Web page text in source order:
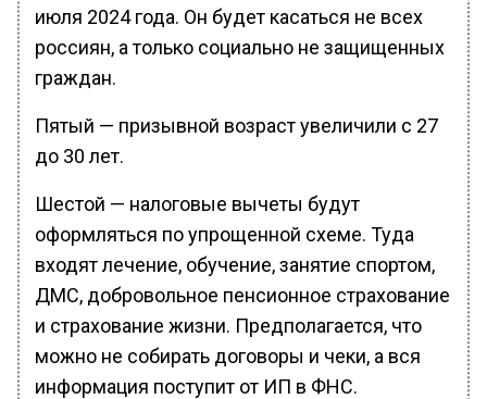
июля 2024 года. Он будет касаться не всех
россиян, а только социально не защищенных
граждан.
Пятый — призывной возраст увеличили с 27
до 30 лет.
Шестой — налоговые вычеты будут
оформляться по упрощенной схеме. Туда
входят лечение, обучение, занятие спортом,
ДМС, добровольное пенсионное страхование
и страхование жизни. Предполагается, что
можно не собирать договоры и чеки, а вся
информация поступит от ИП в ФНС.